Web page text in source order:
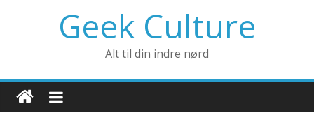
Geek Culture
Alt til din indre nørd